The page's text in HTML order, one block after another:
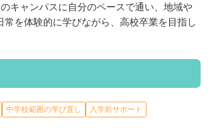
知識を増やすだけでなく、「問いを立てる
など、学び方や考え方そのものを鍛え、将来
を身につけることができます。 また、約600
一人ひとりに合った進路を一緒に見つけ、寄
。
キャンパスに自分のペースで通い、地域や
常を体験的に学びながら、高校卒業を目指し
中学校範囲の学び直し
入学前サポート